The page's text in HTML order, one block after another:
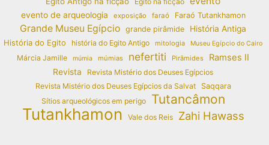
evento de arqueologia exposição faraó Faraó Tutankhamon
Grande Museu Egípcio grande pirâmide
História Antiga
História do Egito
história do Egito Antigo mitologia Museu Egípcio do Cairo
Márcia Jamille múmia múmias nefertiti Pirâmides Ramses II
Revista
Revista Mistério dos Deuses Egípcios
Revista Mistério dos Deuses Egípcios da Salvat
Saqqara
Sítios arqueológicos em perigo
Tutancâmon
Tutankhamon Vale dos Reis Zahi Hawass